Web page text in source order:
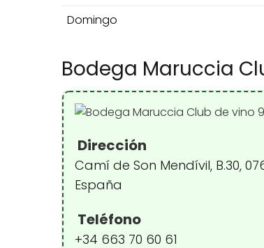
Domingo
Bodega Maruccia
Dirección
Camí de Son Mendívil, B.30,
España
Teléfono
+34 663 70 60 61